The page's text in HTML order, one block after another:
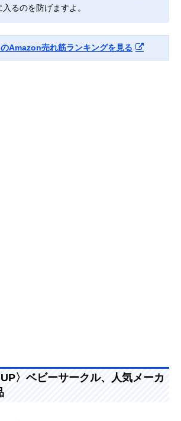
るのを防げますよ。
のAmazon売れ筋ランキングを見る
UP〉ベビーサークル、人気メーカ